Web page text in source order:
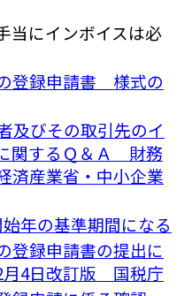
にインボイスは必
登録申請書 様式の
びその取引先のイ
関するＱ＆Ａ 財務
済産業省・中小企業
年の基準期間になる
登録申請書の提出に
4日改訂版 国税庁